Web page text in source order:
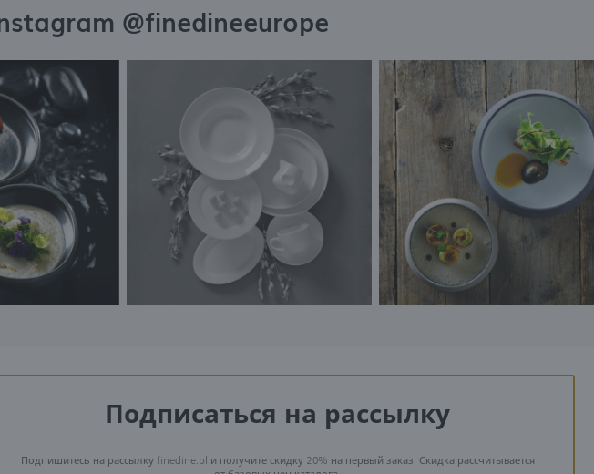
@finedineeurope
Подписаться на рассылку
Подпишитесь на рассылку finedine.pl и получите скидку 20% на первый заказ. Скидка рассчитывается